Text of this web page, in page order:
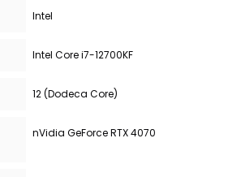
Intel
Intel Core i7-12700KF
12 (Dodeca Core)
nVidia GeForce RTX 4070